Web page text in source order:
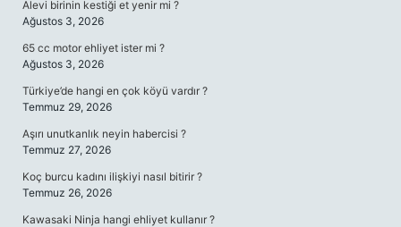
Alevi birinin kestiği et yenir mi ?
Ağustos 3, 2026
65 cc motor ehliyet ister mi ?
Ağustos 3, 2026
Türkiye’de hangi en çok köyü vardır ?
Temmuz 29, 2026
Aşırı unutkanlık neyin habercisi ?
Temmuz 27, 2026
Koç burcu kadını ilişkiyi nasıl bitirir ?
Temmuz 26, 2026
Kawasaki Ninja hangi ehliyet kullanır ?